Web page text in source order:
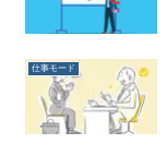
仕事モード